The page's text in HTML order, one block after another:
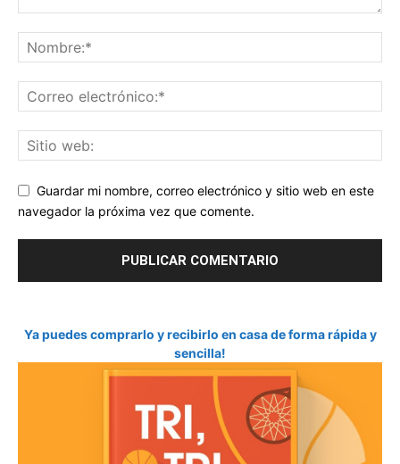
Guardar mi nombre, correo electrónico y sitio web en este
navegador la próxima vez que comente.
Ya puedes comprarlo y recibirlo en casa de forma rápida y
sencilla!